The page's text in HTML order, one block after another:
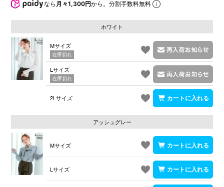
なら 月々1,300円から。分割手数料無料
ホワイト
Mサイズ
在庫切れ
Lサイズ
在庫切れ
2Lサイズ
アッシュグレー
Mサイズ
Lサイズ